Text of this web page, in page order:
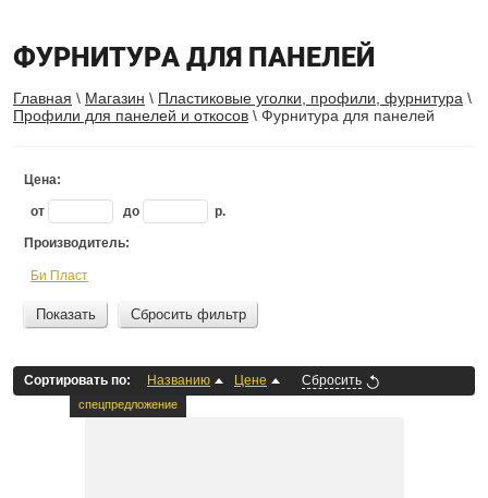
ФУРНИТУРА ДЛЯ ПАНЕЛЕЙ
Главная \ Магазин \ Пластиковые уголки, профили, фурнитура \
Профили для панелей и откосов \ Фурнитура для панелей
Цена:
от до р.
Производитель:
Би Пласт
Показать Сбросить фильтр
Сортировать по: Названию Цене Сбросить
спецпредложение